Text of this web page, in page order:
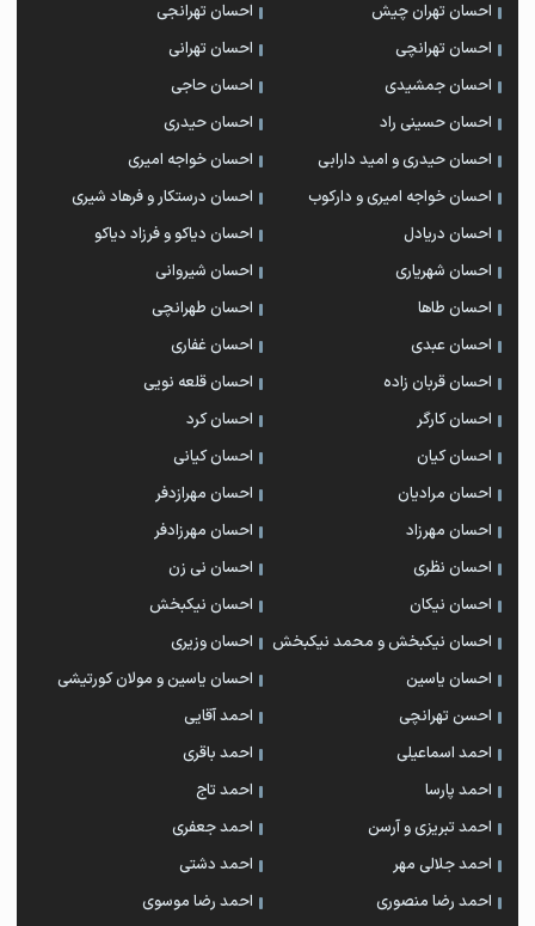
احسان تهران چیش
احسان تهرانجی
احسان تهرانچی
احسان تهرانی
احسان جمشیدی
احسان حاجی
احسان حسینی راد
احسان حیدری
احسان حیدری و امید دارابی
احسان خواجه امیری
احسان خواجه امیری و دارکوب
احسان درستكار و فرهاد شيرى
احسان دریادل
احسان دیاکو و فرزاد دیاکو
احسان شهریاری
احسان شیروانی
احسان طاها
احسان طهرانچی
احسان عبدی
احسان غفاری
احسان قربان زاده
احسان قلعه نویی
احسان کارگر
احسان کرد
احسان کیان
احسان کیانی
احسان مرادیان
احسان مهرازدفر
احسان مهرزاد
احسان مهرزادفر
احسان نظری
احسان نی زن
احسان نیکان
احسان نیکبخش
احسان نیکبخش و محمد نیکبخش
احسان وزیری
احسان یاسین
احسان یاسین و مولان کورتیشی
احسن تهرانچی
احمد آقایی
احمد اسماعیلی
احمد باقری
احمد پارسا
احمد تاج
احمد تبریزی و آرسن
احمد جعفری
احمد جلالی مهر
احمد دشتی
احمد رضا منصوری
احمد رضا موسوی